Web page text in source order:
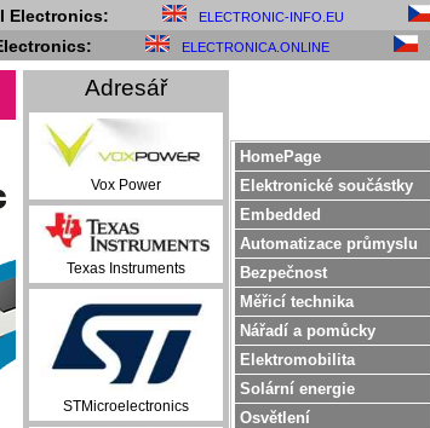
Electronics: ELECTRONIC-INFO.EU
ELECTRONICA.ONLINE
Adresář
Vox Power
Texas Instruments
STMicroelectronics
HomePage
Elektronické součástky
Embedded
Automatizace průmyslu
Bezpečnost
Měřicí technika
Nářadí a pomůcky
Elektromobilita
Solární energie
Osvětlení